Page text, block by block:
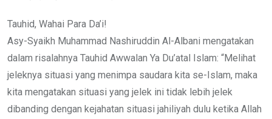
Tauhid, Wahai Para Da’i!
Asy-Syaikh Muhammad Nashiruddin Al-Albani mengatakan
dalam risalahnya Tauhid Awwalan Ya Du’atal Islam: “Melihat
jeleknya situasi yang menimpa saudara kita se-Islam, maka
kita mengatakan situasi yang jelek ini tidak lebih jelek
dibanding dengan kejahatan situasi jahiliyah dulu ketika Allah